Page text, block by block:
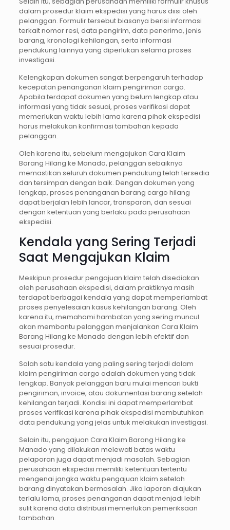
dalam prosedur klaim ekspedisi yang harus diisi oleh
pelanggan. Formulir tersebut biasanya berisi informasi
terkait nomor resi, data pengirim, data penerima, jenis
barang, kronologi kehilangan, serta informasi
pendukung lainnya yang diperlukan selama proses
investigasi.
Kelengkapan dokumen sangat berpengaruh terhadap
kecepatan penanganan klaim pengiriman cargo.
Apabila terdapat dokumen yang belum lengkap atau
informasi yang tidak sesuai, proses verifikasi dapat
memerlukan waktu lebih lama karena pihak ekspedisi
harus melakukan konfirmasi tambahan kepada
pelanggan.
Oleh karena itu, sebelum mengajukan Cara Klaim
Barang Hilang ke Manado, pelanggan sebaiknya
memastikan seluruh dokumen pendukung telah tersedia
dan tersimpan dengan baik. Dengan dokumen yang
lengkap, proses penanganan barang cargo hilang
dapat berjalan lebih lancar, transparan, dan sesuai
dengan ketentuan yang berlaku pada perusahaan
ekspedisi.
Kendala yang Sering Terjadi
Saat Mengajukan Klaim
Meskipun prosedur pengajuan klaim telah disediakan
oleh perusahaan ekspedisi, dalam praktiknya masih
terdapat berbagai kendala yang dapat memperlambat
proses penyelesaian kasus kehilangan barang. Oleh
karena itu, memahami hambatan yang sering muncul
akan membantu pelanggan menjalankan Cara Klaim
Barang Hilang ke Manado dengan lebih efektif dan
sesuai prosedur.
Salah satu kendala yang paling sering terjadi dalam
klaim pengiriman cargo adalah dokumen yang tidak
lengkap. Banyak pelanggan baru mulai mencari bukti
pengiriman, invoice, atau dokumentasi barang setelah
kehilangan terjadi. Kondisi ini dapat memperlambat
proses verifikasi karena pihak ekspedisi membutuhkan
data pendukung yang jelas untuk melakukan investigasi.
Selain itu, pengajuan Cara Klaim Barang Hilang ke
Manado yang dilakukan melewati batas waktu
pelaporan juga dapat menjadi masalah. Sebagian
perusahaan ekspedisi memiliki ketentuan tertentu
mengenai jangka waktu pengajuan klaim setelah
barang dinyatakan bermasalah. Jika laporan diajukan
terlalu lama, proses penanganan dapat menjadi lebih
sulit karena data distribusi memerlukan pemeriksaan
tambahan.